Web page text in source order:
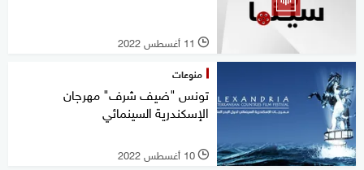
l 11 أغسطس 2022
منوعات
تونس "ضيف شرف" مهرجان
الإسكندرية السينمائي
l 10 أغسطس 2022